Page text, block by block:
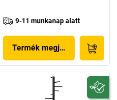
9-11 munkanap alatt
Termék megjelenítése